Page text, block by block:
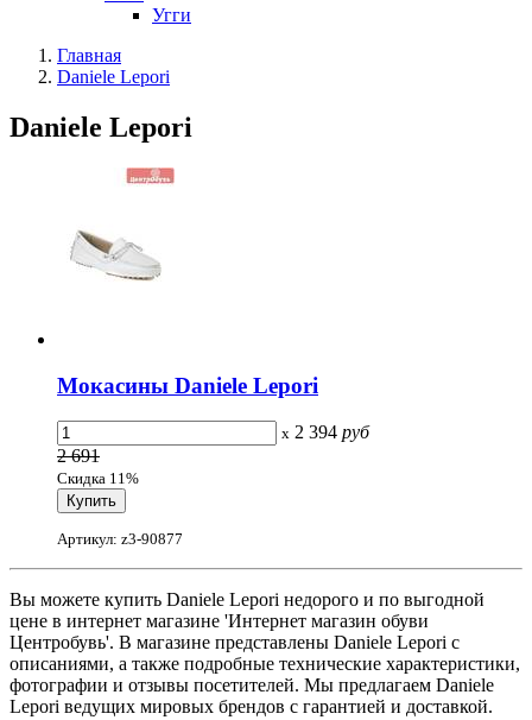
Угги
Главная
Daniele Lepori
Daniele Lepori
Мокасины Daniele Lepori
x 2 394 руб
2 691
Скидка 11%
Артикул: z3-90877
Вы можете купить Daniele Lepori недорого и по выгодной
цене в интернет магазине 'Интернет магазин обуви
Центробувь'. В магазине представлены Daniele Lepori с
описаниями, а также подробные технические характеристики,
фотографии и отзывы посетителей. Мы предлагаем Daniele
Lepori ведущих мировых брендов с гарантией и доставкой.